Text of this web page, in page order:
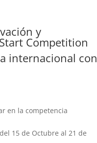
y
Competition
internacional con
en la competencia
15 de Octubre al 21 de